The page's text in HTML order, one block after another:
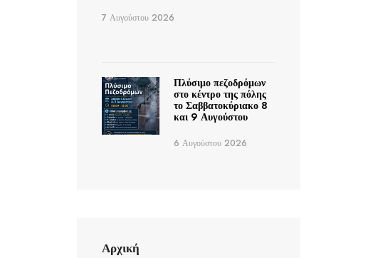
7 Αυγούστου 2026
Πλύσιμο πεζοδρόμων
στο κέντρο της πόλης
το Σαββατοκύριακο 8
και 9 Αυγούστου
6 Αυγούστου 2026
Αρχική